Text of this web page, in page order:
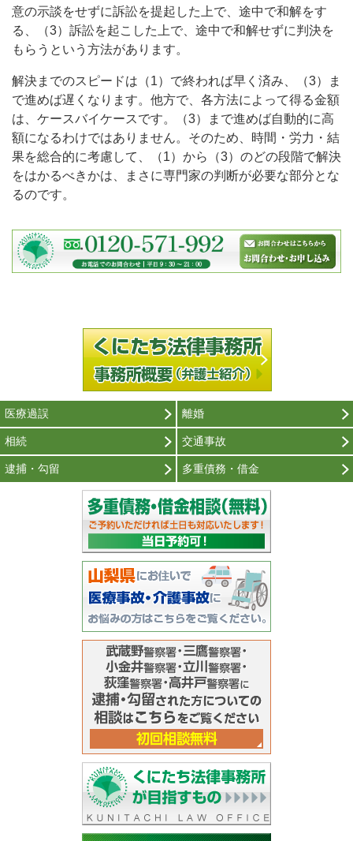
意の示談をせずに訴訟を提起した上で、途中で和解をす
る、（3）訴訟を起こした上で、途中で和解せずに判決を
もらうという方法があります。
解決までのスピードは（1）で終われば早く済み、（3）ま
で進めば遅くなります。他方で、各方法によって得る金額
は、ケースバイケースです。（3）まで進めば自動的に高
額になるわけではありません。そのため、時間・労力・結
果を総合的に考慮して、（1）から（3）のどの段階で解決
をはかるべきかは、まさに専門家の判断が必要な部分とな
るのです。
医療過誤 離婚
相続 交通事故
逮捕・勾留 多重債務・借金